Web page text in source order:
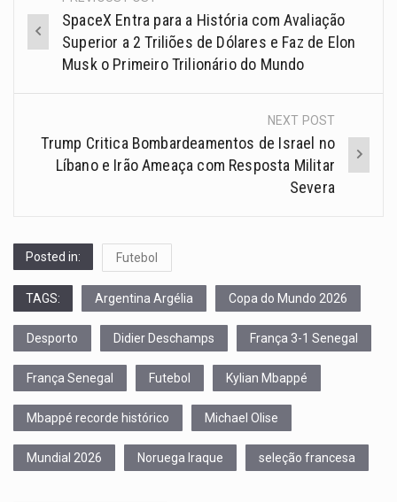
SpaceX Entra para a História com Avaliação
Superior a 2 Triliões de Dólares e Faz de Elon
Musk o Primeiro Trilionário do Mundo
NEXT POST
Trump Critica Bombardeamentos de Israel no
Líbano e Irão Ameaça com Resposta Militar
Severa
Posted in: Futebol
TAGS: Argentina Argélia Copa do Mundo 2026
Desporto Didier Deschamps França 3-1 Senegal
França Senegal Futebol Kylian Mbappé
Mbappé recorde histórico Michael Olise
Mundial 2026 Noruega Iraque seleção francesa